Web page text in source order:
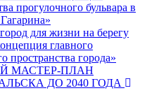
прогулочного бульвара в
для жизни на берегу
главного
пространства города»
МАСТЕР-ПЛАН
ДО 2040 ГОДА